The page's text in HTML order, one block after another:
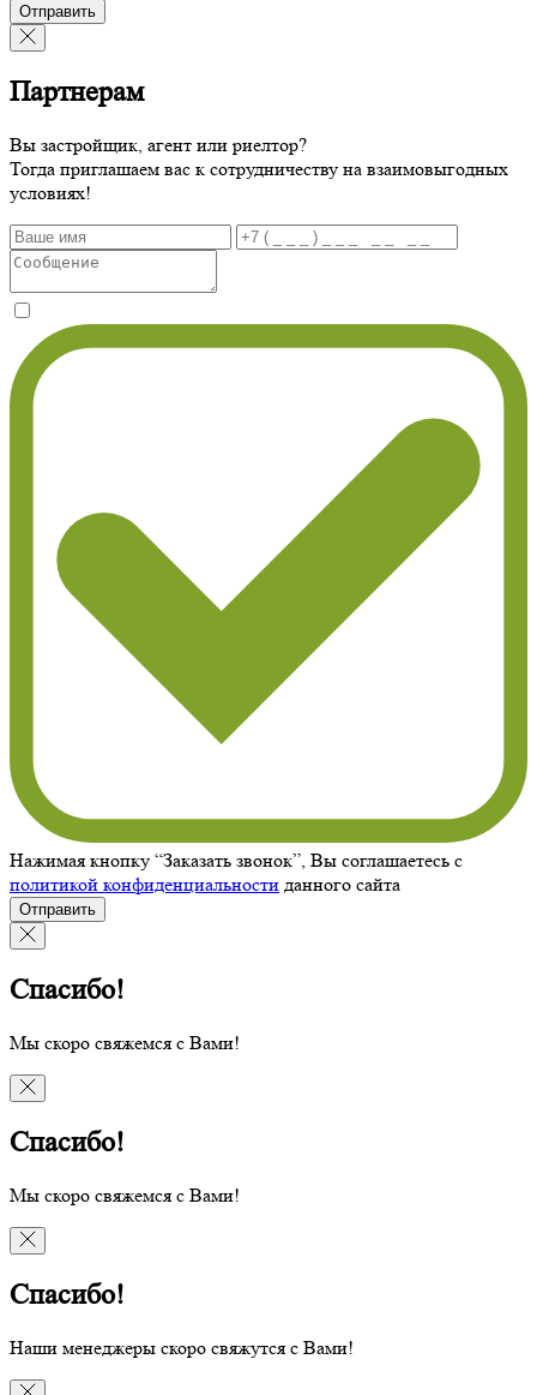
Отправить
Партнерам
Вы застройщик, агент или риелтор?
Тогда приглашаем вас к сотрудничеству на взаимовыгодных
условиях!
Нажимая кнопку “Заказать звонок”, Вы соглашаетесь с
политикой конфиденциальности данного сайта
Отправить
Спасибо!
Мы скоро свяжемся с Вами!
Спасибо!
Мы скоро свяжемся с Вами!
Спасибо!
Наши менеджеры скоро свяжутся с Вами!